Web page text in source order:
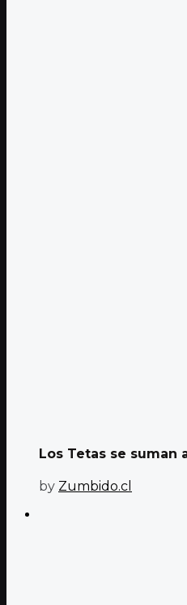
Los Tetas se suman
by Zumbido.cl